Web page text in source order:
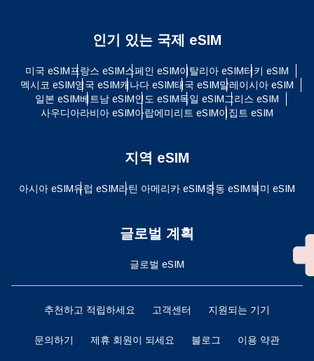
인기 있는 국제 eSIM
미국 eSIM프랑스 eSIM스페인 eSIM이탈리아 eSIM터키 eSIM
멕시코 eSIM영국 eSIM캐나다 eSIM태국 eSIM말레이시아 eSIM
일본 eSIM베트남 eSIM인도 eSIM독일 eSIM그리스 eSIM
사우디아라비아 eSIM아랍에미리트 eSIM이집트 eSIM
지역 eSIM
아시아 eSIM유럽 ​​eSIM라틴 아메리카 eSIM중동 eSIM북미 eSIM
글로벌 계획
글로벌 eSIM
추천하고 적립하세요 고객센터 지원되는 기기
문의하기 제휴 회원이 되세요 블로그 이용 약관